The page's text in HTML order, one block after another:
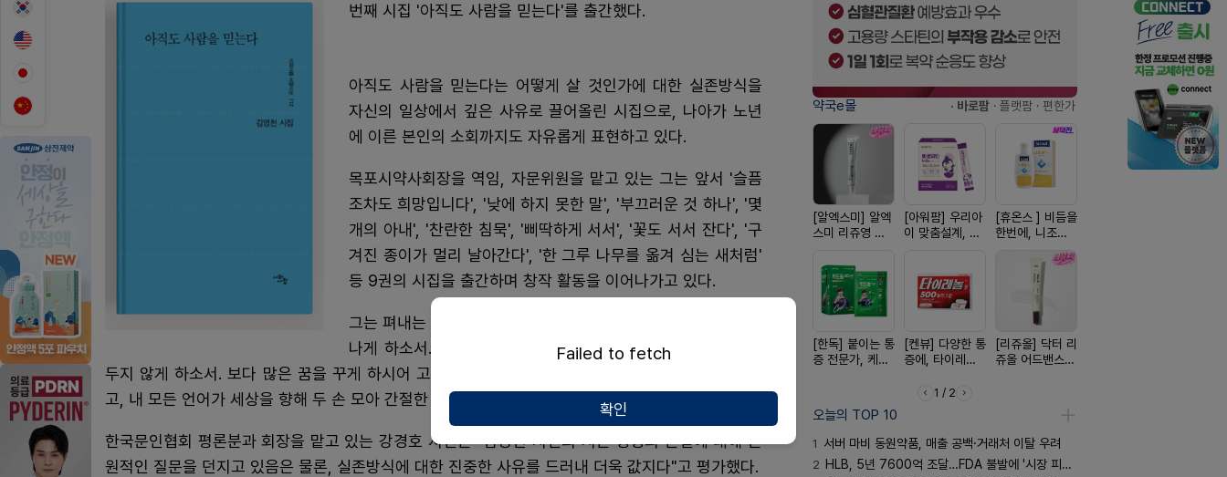
번째 시집 '아직도 사람을 믿는다'를 출간했다.
아직도 사람을 믿는다는 어떻게 살 것인가에 대한 실존방식을
자신의 일상에서 깊은 사유로 끌어올린 시집으로, 나아가 노년
에 이른 본인의 소회까지도 자유롭게 표현하고 있다.
목포시약사회장을 역임, 자문위원을 맡고 있는 그는 앞서 '슬픔
조차도 희망입니다', '낮에 하지 못한 말', '부끄러운 것 하나', '몇
개의 아내', '찬란한 침묵', '삐딱하게 서서', '꽃도 서서 잔다', '구
겨진 종이가 멀리 날아간다', '한 그루 나무를 옮겨 심는 새처럼'
등 9권의 시집을 출간하며 창작 활동을 이어나가고 있다.
그는 펴내는 글에서 '내 안의 모든 생각들이 새로운 나라로 태어
나게 하소서. 말 안에 가식이 없게 하시고 형식 안에 내용을 가
두지 않게 하소서. 보다 많은 꿈을 꾸게 하시어 고난과 눈물의 이 땅을 아름다운 노래로 채우게 하시
고, 내 모든 언어가 세상을 향해 두 손 모아 간절한 기도가 되게 하소서'라고 표현하고 있다.
한국문인협회 평론분과 회장을 맡고 있는 강경호 시인은 "김영천 시인의 시는 생명의 본질에 대해 근
원적인 질문을 던지고 있음은 물론, 실존방식에 대한 진중한 사유를 드러내 더욱 값지다"고 평가했다.
약국e몰 · 바로팜 · 플랫팜 · 편한가
[알엑스미] 알엑
스미 리쥬영 울
10000 딥리페
어 크림
[아워팜] 우리아
이 맞춤설계, 바
[휴온스 ] 비듬을
한번에, 니조랄
[한독] 붙이는 통
증 전문가, 케토
[켄뷰] 다양한 통
증에, 타이레놀
[리쥬올] 닥터 리
쥬올 어드밴스드
1 / 2
오늘의 TOP 10
1 서버 마비 동원약품, 매출 공백·거래처 이탈 우려
2 HLB, 5년 7600억 조달…FDA 불발에 '시장 피로감'
Failed to fetch
확인